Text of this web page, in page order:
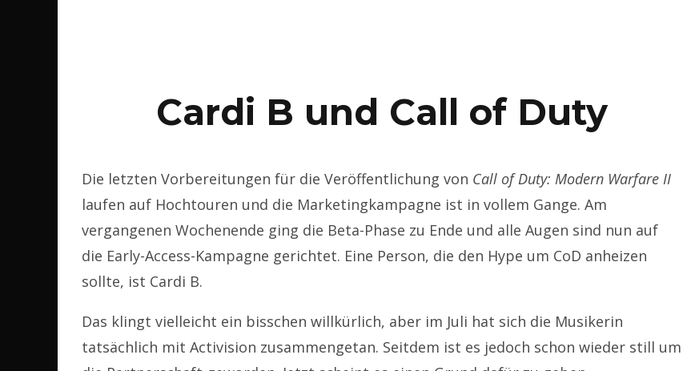
Cardi B und Call of Duty
Die letzten Vorbereitungen für die Veröffentlichung von Call of Duty: Modern Warfare II
laufen auf Hochtouren und die Marketingkampagne ist in vollem Gange. Am
vergangenen Wochenende ging die Beta-Phase zu Ende und alle Augen sind nun auf
die Early-Access-Kampagne gerichtet. Eine Person, die den Hype um CoD anheizen
sollte, ist Cardi B.
Das klingt vielleicht ein bisschen willkürlich, aber im Juli hat sich die Musikerin
tatsächlich mit Activision zusammengetan. Seitdem ist es jedoch schon wieder still um